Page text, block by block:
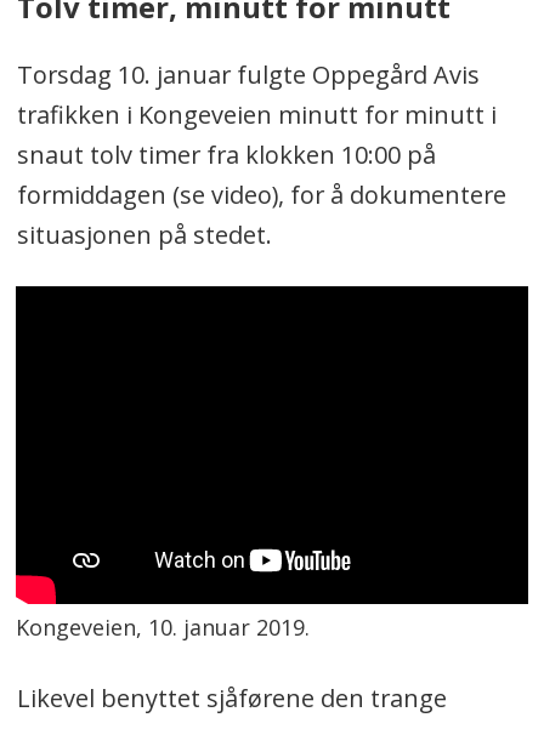
Torsdag 10. januar fulgte Oppegård Avis
trafikken i Kongeveien minutt for minutt i
snaut tolv timer fra klokken 10:00 på
formiddagen (se video), for å dokumentere
situasjonen på stedet.
Kongeveien, 10. januar 2019.
Likevel benyttet sjåførene den trange